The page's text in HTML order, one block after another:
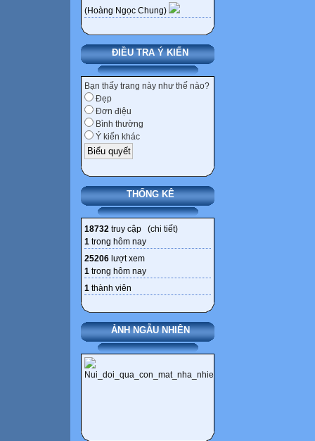
(Hoàng Ngọc Chung)
ĐIỀU TRA Ý KIẾN
Bạn thấy trang này như thế nào?
Đẹp
Đơn điệu
Bình thường
Ý kiến khác
THỐNG KÊ
18732 truy cập (chi tiết)
1 trong hôm nay
25206 lượt xem
1 trong hôm nay
1 thành viên
ẢNH NGẪU NHIÊN